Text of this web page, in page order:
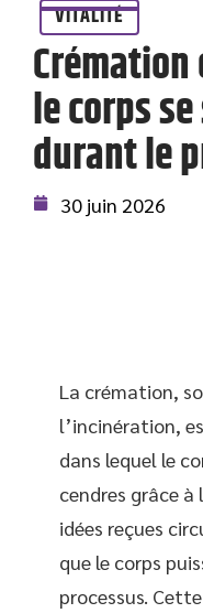
VITALITÉ
le corps
durant le
30 juin 2026
La crémation,
l’incinération,
dans lequel le
cendres grâce à
idées reçues
que le corps
processus.